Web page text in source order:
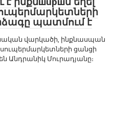
պատմում է
վարկածի, ինքնասպան
սուպերմարկետների ցանցի
Անդրանիկ Մուրադյանը։